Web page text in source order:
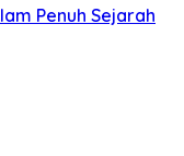
Penuh Sejarah